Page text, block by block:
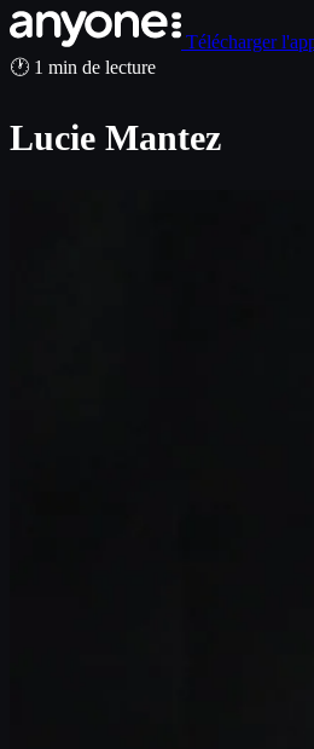
Télécharger
🕐 1 min de lecture
Lucie Mantez